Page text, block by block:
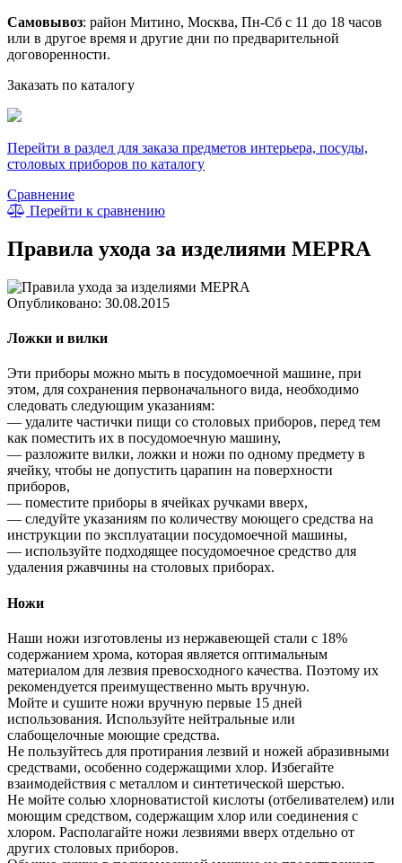
Самовывоз: район Митино, Москва, Пн-Сб с 11 до 18 часов
или в другое время и другие дни по предварительной
договоренности.
Заказать по каталогу
Перейти в раздел для заказа предметов интерьера, посуды,
столовых приборов по каталогу
Сравнение
Перейти к сравнению
Правила ухода за изделиями MEPRA
Опубликовано: 30.08.2015
Ложки и вилки
Эти приборы можно мыть в посудомоечной машине, при
этом, для сохранения первоначального вида, необходимо
следовать следующим указаниям:
— удалите частички пищи со столовых приборов, перед тем
как поместить их в посудомоечную машину,
— разложите вилки, ложки и ножи по одному предмету в
ячейку, чтобы не допустить царапин на поверхности
приборов,
— поместите приборы в ячейках ручками вверх,
— следуйте указаниям по количеству моющего средства на
инструкции по эксплуатации посудомоечной машины,
— используйте подходящее посудомоечное средство для
удаления ржавчины на столовых приборах.
Ножи
Наши ножи изготовлены из нержавеющей стали с 18%
содержанием хрома, которая является оптимальным
материалом для лезвия превосходного качества. Поэтому их
рекомендуется преимущественно мыть вручную.
Мойте и сушите ножи вручную первые 15 дней
использования. Используйте нейтральные или
слабощелочные моющие средства.
Не пользуйтесь для протирания лезвий и ножей абразивными
средствами, особенно содержащими хлор. Избегайте
взаимодействия с металлом и синтетической шерстью.
Не мойте солью хлорноватистой кислоты (отбеливателем) или
моющим средством, содержащим хлор или соединения с
хлором. Располагайте ножи лезвиями вверх отдельно от
других столовых приборов.